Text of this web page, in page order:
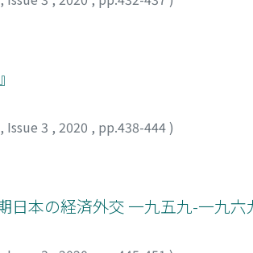
, Issue 3 , 2020 , pp.438-444)
本の経済外交 一九五九-一九六